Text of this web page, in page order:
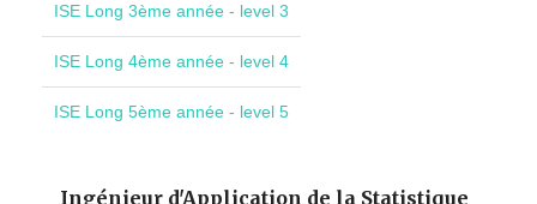
ISE Long 3ème année - level 3
ISE Long 4ème année - level 4
ISE Long 5ème année - level 5
Ingénieur d'Application de la Statistique